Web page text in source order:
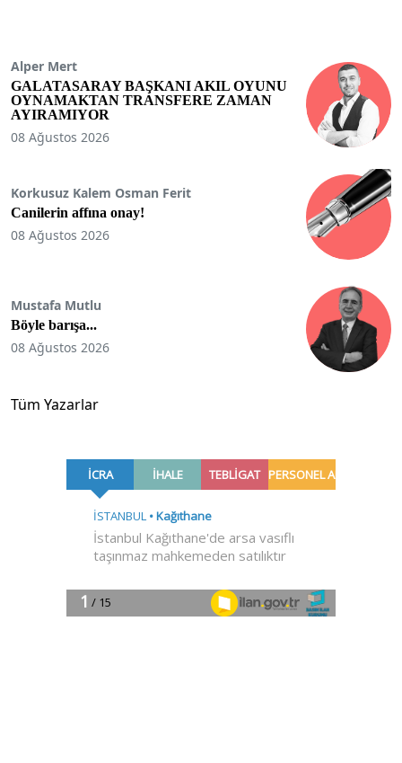
Alper Mert
GALATASARAY BAŞKANI AKIL OYUNU
OYNAMAKTAN TRANSFERE ZAMAN
AYIRAMIYOR
08 Ağustos 2026
Korkusuz Kalem Osman Ferit
Canilerin affına onay!
08 Ağustos 2026
Mustafa Mutlu
Böyle barışa...
08 Ağustos 2026
Tüm Yazarlar